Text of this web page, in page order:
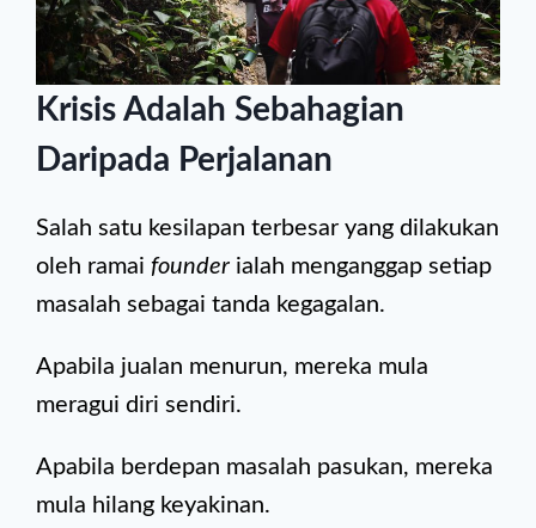
Krisis Adalah Sebahagian
Daripada Perjalanan
Salah satu kesilapan terbesar yang dilakukan
oleh ramai founder ialah menganggap setiap
masalah sebagai tanda kegagalan.
Apabila jualan menurun, mereka mula
meragui diri sendiri.
Apabila berdepan masalah pasukan, mereka
mula hilang keyakinan.